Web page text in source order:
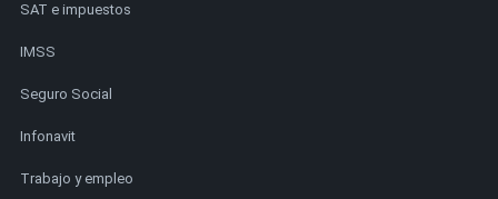
SAT e impuestos
IMSS
Seguro Social
Infonavit
Trabajo y empleo